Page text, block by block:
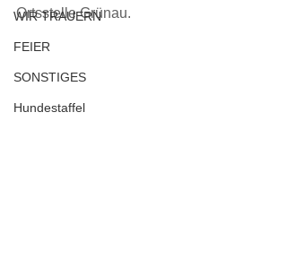
WIR TRAUERN
FEIER
SONSTIGES
Hundestaffel
Ortsstelle Grünau.